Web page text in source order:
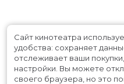
Сайт кинотеатра
удобства: сохраняет
отслеживает ваши
настройки. Вы можете
своего браузера, но это